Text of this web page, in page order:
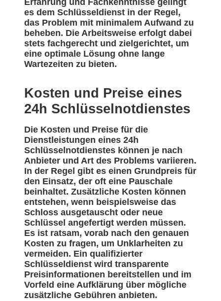
Erfahrung und Fachkenntnisse gelingt
es dem Schlüsseldienst in der Regel,
das Problem mit minimalem Aufwand zu
beheben. Die Arbeitsweise erfolgt dabei
stets fachgerecht und zielgerichtet, um
eine optimale Lösung ohne lange
Wartezeiten zu bieten.
Kosten und Preise eines
24h Schlüsselnotdienstes
Die Kosten und Preise für die
Dienstleistungen eines 24h
Schlüsselnotdienstes können je nach
Anbieter und Art des Problems variieren.
In der Regel gibt es einen Grundpreis für
den Einsatz, der oft eine Pauschale
beinhaltet. Zusätzliche Kosten können
entstehen, wenn beispielsweise das
Schloss ausgetauscht oder neue
Schlüssel angefertigt werden müssen.
Es ist ratsam, vorab nach den genauen
Kosten zu fragen, um Unklarheiten zu
vermeiden. Ein qualifizierter
Schlüsseldienst wird transparente
Preisinformationen bereitstellen und im
Vorfeld eine Aufklärung über mögliche
zusätzliche Gebühren anbieten.